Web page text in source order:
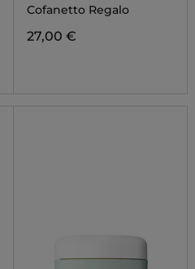
SMALL
Cofanetto Regalo
27,00 €